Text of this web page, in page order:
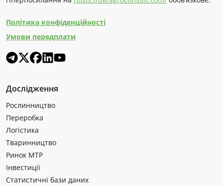
Політика конфіденційності
Умови передплати
Дослідження
Рослинництво
Переробка
Логістика
Тваринництво
Ринок МТР
Інвестиції
Статистичні бази даних